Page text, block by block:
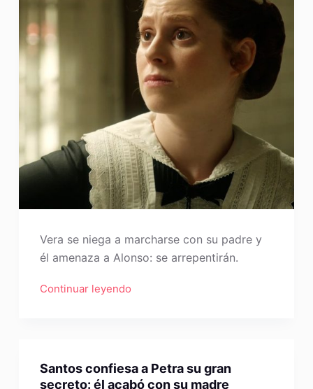
Vera se niega a marcharse con su padre y
él amenaza a Alonso: se arrepentirán.
Continuar leyendo
Santos confiesa a Petra su gran
secreto: él acabó con su madre